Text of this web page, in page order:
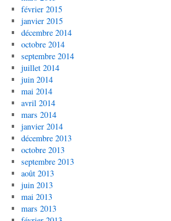
février 2015
janvier 2015
décembre 2014
octobre 2014
septembre 2014
juillet 2014
juin 2014
mai 2014
avril 2014
mars 2014
janvier 2014
décembre 2013
octobre 2013
septembre 2013
août 2013
juin 2013
mai 2013
mars 2013